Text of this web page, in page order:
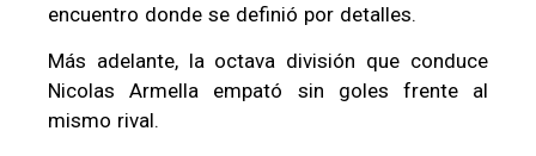
encuentro donde se definió por detalles.
Más adelante, la octava división que conduce
Nicolas Armella empató sin goles frente al
mismo rival.